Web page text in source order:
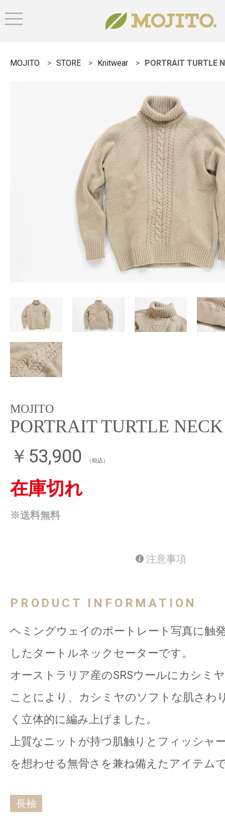
MOJITO STORE Knitwear PORTRAIT TURTLE
MOJITO
PORTRAIT TURTLE
￥53,900 （税込）
在庫切れ
※送料無料
注意事項
PRODUCT INFORMATION
ヘミングウェイのポートレート写真に触
したタートルネックセーターです。
オーストラリア産のSRSウールにカシミ
ことにより、カシミヤのソフトな肌さわ
く立体的に編み上げました。
上質なニットが持つ肌触りとフィッシャ
を想わせる無骨さを兼ね備えたアイテム
長袖